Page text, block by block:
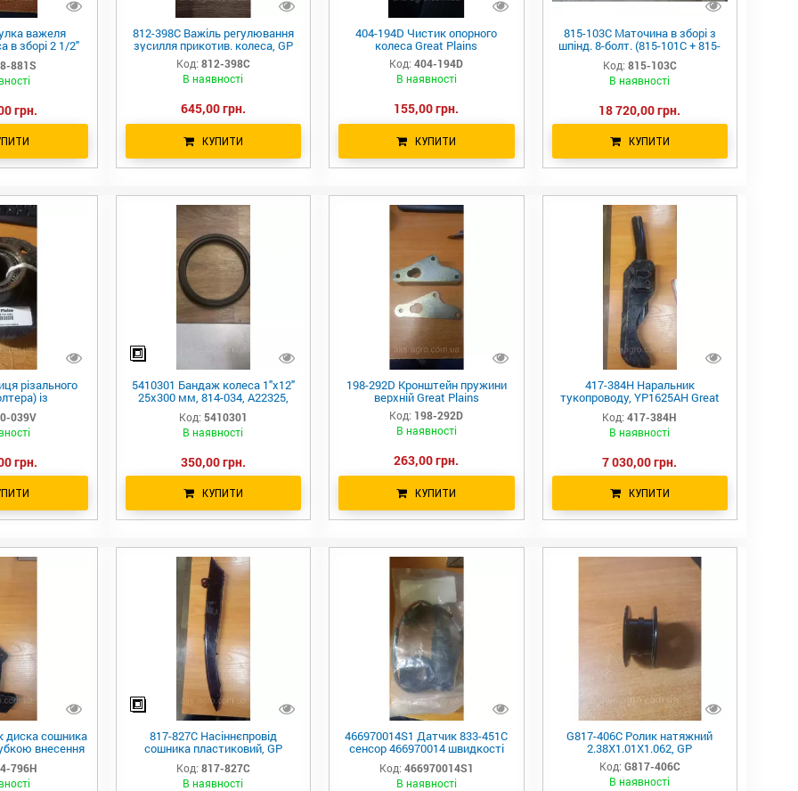
важеля
в зборі 2 1/2"
174D+404-
GP
881S
грн.
812-398C Важіль регулювання
зусилля прикотив. колеса, GP
Код: 812-398C
В наявності
645,00 грн.
КУПИТИ
404-194D Чистик опорного
колеса Great Plains
Код: 404-194D
В наявності
155,00 грн.
КУПИТИ
815-103C Маточина в зборі з
шпінд. 8-болт. (815-101C + 815-
099C, 196-299D) Great Plains
Код: 815-103C
В наявності
18 720,00 грн.
КУПИТИ
різального
із
200-002D,
NTA3510
039V
грн.
5410301 Бандаж колеса 1"x12"
25x300 мм, 814-034, A22325,
GD1085, 17631, F06120181,
7074.2, 707727674
Код: 5410301
В наявності
350,00 грн.
КУПИТИ
198-292D Кронштейн пружини
верхній Great Plains
Код: 198-292D
В наявності
263,00 грн.
КУПИТИ
417-384H Наральник
тукопроводу, YP1625AH Great
Plains
Код: 417-384H
В наявності
7 030,00 грн.
КУПИТИ
диска сошника
внесення
YP40
796H
817-827C Насіннєпровід
сошника пластиковий, GP
YP1625
Код: 817-827C
В наявності
466970014S1 Датчик 833-451C
сенсор 466970014 швидкості
Great Plains 833-451с AA47936,
AA87244, GP PD8070
Код: 466970014S1
В наявності
G817-406C Ролик натяжний
2.38X1.01X1.062, GP
Код: G817-406C
В наявності